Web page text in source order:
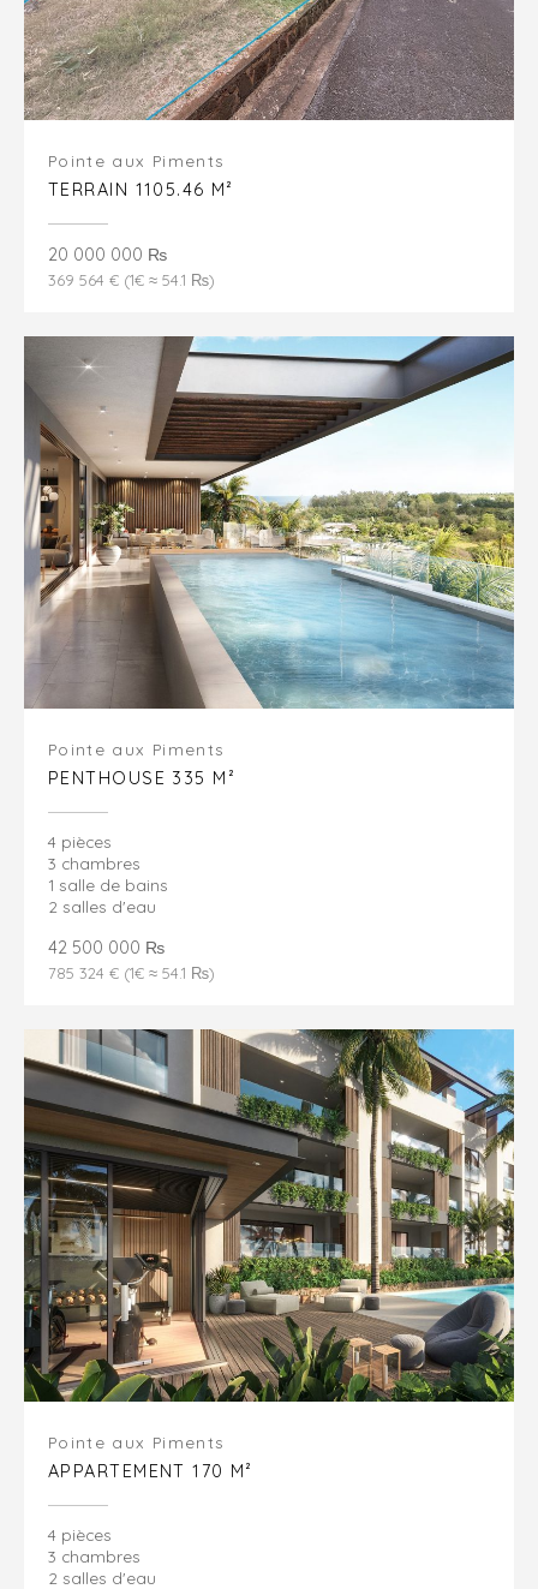
Pointe aux Piments
TERRAIN 1105.46 M²
20 000 000 ₨
369 564 € (1€ ≈ 54.1 ₨)
Pointe aux Piments
PENTHOUSE 335 M²
4 pièces
3 chambres
1 salle de bains
2 salles d'eau
42 500 000 ₨
785 324 € (1€ ≈ 54.1 ₨)
Pointe aux Piments
APPARTEMENT 170 M²
4 pièces
3 chambres
2 salles d'eau